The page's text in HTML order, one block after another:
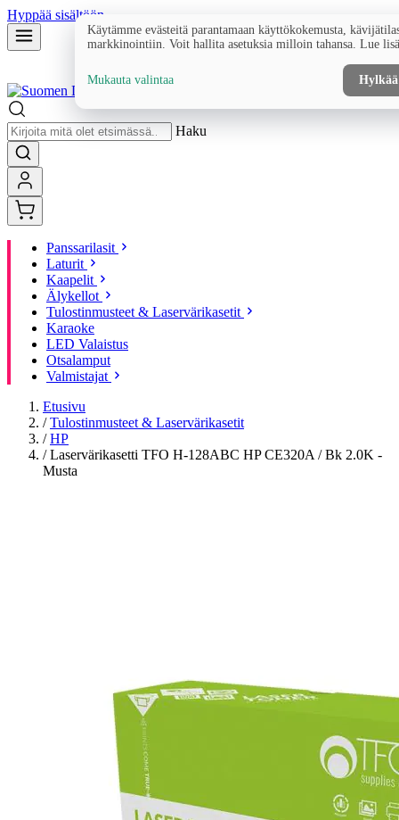
Hyppää sisältöön
Haku
Panssarilasit
Laturit
Kaapelit
Älykellot
Tulostinmusteet & Laservärikasetit
Karaoke
LED Valaistus
Otsalamput
Valmistajat
Etusivu
/ Tulostinmusteet & Laservärikasetit
/ HP
/ Laservärikasetti TFO H-128ABC HP CE320A / Bk 2.0K -
Musta
Käytämme evästeitä parantamaan käyttökokemusta,
markkinointiin. Voit hallita asetuksia milloin tahansa. Lue
Mukauta valintaa Hylkää